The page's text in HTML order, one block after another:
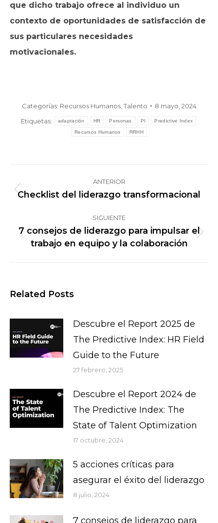
que dicho trabajo ofrece al individuo un
contexto de oportunidades de satisfacción de
sus particulares necesidades
motivacionales.
Categorías: Recursos Humanos, Talento
8 mayo, 2024
Etiquetas:
adaptación HR Personas PI Predictive Index
Recursos Humanos RRHH
entre
ANTERIOR
Publicación
Checklist del liderazgo transformacional
SIGUIENTE
Publicación
7 consejos de liderazgo para impulsar el
trabajo en equipo y la colaboración
Related Posts
Descubre el Report 2025 de
The Predictive Index: HR Field
Guide to the Future
27 febrero, 2025
Descubre el Report 2024 de
The Predictive Index: The
State of Talent Optimization
17 octubre, 2024
5 acciones críticas para
asegurar el éxito del liderazgo
8 julio, 2024
7 consejos de liderazgo para